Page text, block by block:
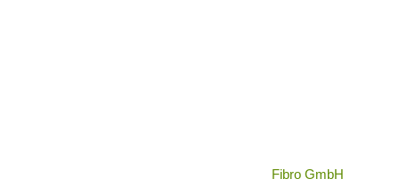
Fibro GmbH